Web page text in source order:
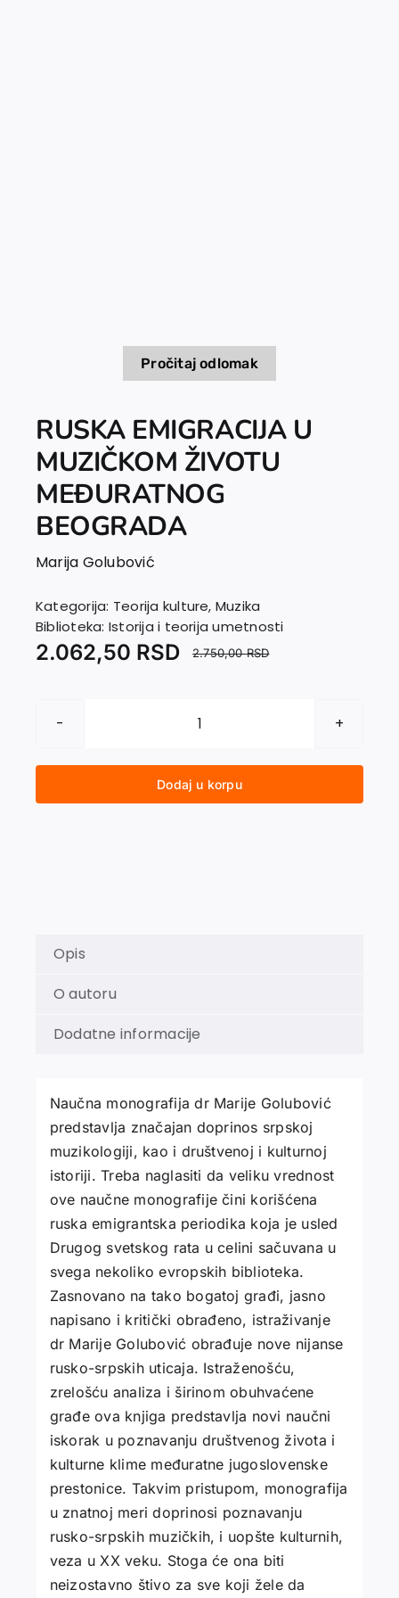
Pročitaj odlomak
RUSKA EMIGRACIJA U
MUZIČKOM ŽIVOTU
MEĐURATNOG
BEOGRADA
Marija Golubović
Kategorija: Teorija kulture, Muzika
Biblioteka: Istorija i teorija umetnosti
2.750,00RSD
2.062,50 RSD
RUSKA
MUZIČKOM
Dodaj u korpu
Opis
O autoru
Dodatne informacije
Naučna monografija dr Marije Golubović
predstavlja značajan doprinos srpskoj
muzikologiji, kao i društvenoj i kulturnoj
istoriji. Treba naglasiti da veliku vrednost
ove naučne monografije čini korišćena
ruska emigrantska periodika koja je usled
Drugog svetskog rata u celini sačuvana u
svega nekoliko evropskih biblioteka.
Zasnovano na tako bogatoj građi, jasno
napisano i kritički obrađeno, istraživanje
dr Marije Golubović obrađuje nove nijanse
rusko-srpskih uticaja. Istraženošću,
zrelošću analiza i širinom obuhvaćene
građe ova knjiga predstavlja novi naučni
iskorak u poznavanju društvenog života i
kulturne klime međuratne jugoslovenske
prestonice. Takvim pristupom, monografija
u znatnoj meri doprinosi poznavanju
rusko-srpskih muzičkih, i uopšte kulturnih,
veza u XX veku. Stoga će ona biti
neizostavno štivo za sve koji žele da